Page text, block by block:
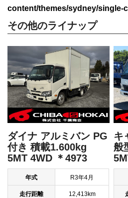
content/themes/sydney/single-
その他のライナップ
ダイナ アルミバン PG
付き 積載1.600kg
5MT 4WD ＊4973
年式 R3年4月
走行距離 12,413km
キ
般